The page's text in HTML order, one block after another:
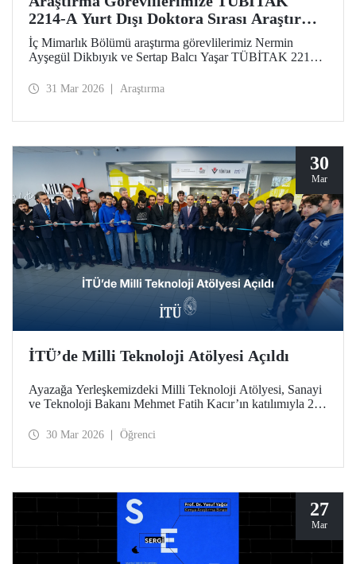
2214-A Yurt Dışı Doktora Sırası Araştırma
Bursu
İç Mimarlık Bölümü araştırma görevlilerimiz Nermin
Ayşegül Dikbıyık ve Sertap Balcı Yaşar TÜBİTAK 2214-
kazandılar.
31 Mar 2026 Araştırma
30
Mar
İTÜ’de Milli Teknoloji Atölyesi Açıldı
Ayazağa Yerleşkemizdeki Milli Teknoloji Atölyesi, Sanayi
ve Teknoloji Bakanı Mehmet Fatih Kacır’ın katılımıyla 27
30 Mar 2026 Öğrenci
27
Mar